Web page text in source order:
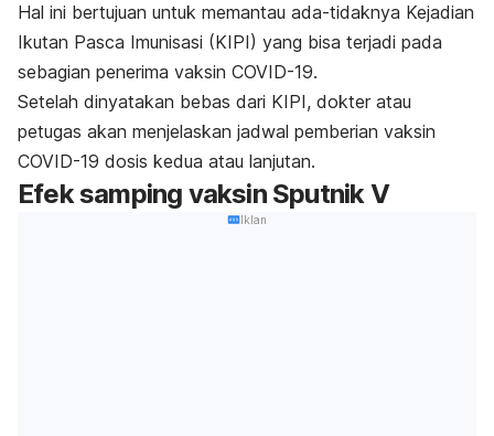
Hal ini bertujuan untuk memantau ada-tidaknya Kejadian
Ikutan Pasca Imunisasi (KIPI) yang bisa terjadi pada
sebagian penerima vaksin COVID-19.
Setelah dinyatakan bebas dari KIPI, dokter atau
petugas akan menjelaskan jadwal pemberian vaksin
COVID-19 dosis kedua atau lanjutan.
Efek samping vaksin Sputnik V
Iklan